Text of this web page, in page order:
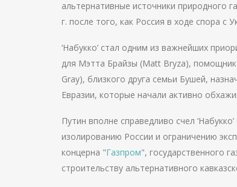
альтернативные источники природного
г. после того, как Россия в ходе спора с
‘Набукко’ стал одним из важнейших
для Мэтта Брайзы (Matt Bryza),
Gray), близкого друга семьи Бушей,
Евразии, которые начали активно
Путин вполне справедливо счел
изолированию России и ограничению
концерна "Газпром", государственного
строительству альтернативного